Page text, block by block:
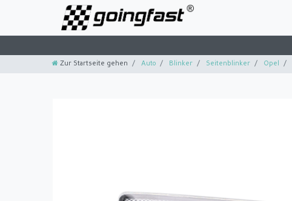
Zur Startseite gehen Auto Blinker Seitenblinker Opel